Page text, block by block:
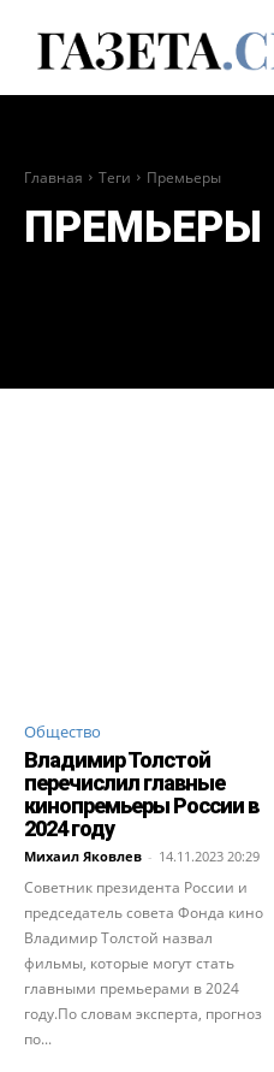
Главная Теги Премьеры
ПРЕМЬЕРЫ
Общество
Владимир Толстой
перечислил главные
кинопремьеры России в
2024 году
Михаил Яковлев - 14.11.2023 20:29
Советник президента России и
председатель совета Фонда кино
Владимир Толстой назвал
фильмы, которые могут стать
главными премьерами в 2024
году.По словам эксперта, прогноз
по...